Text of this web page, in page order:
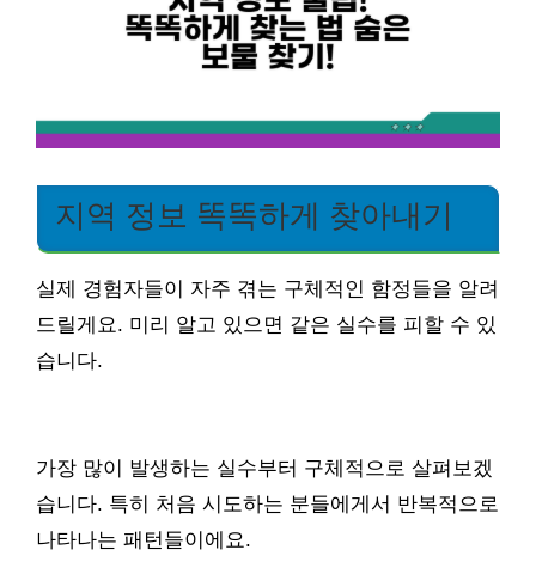
지역 정보 똑똑하게 찾아내기
실제 경험자들이 자주 겪는 구체적인 함정들을 알려
드릴게요. 미리 알고 있으면 같은 실수를 피할 수 있
습니다.
가장 많이 발생하는 실수부터 구체적으로 살펴보겠
습니다. 특히 처음 시도하는 분들에게서 반복적으로
나타나는 패턴들이에요.